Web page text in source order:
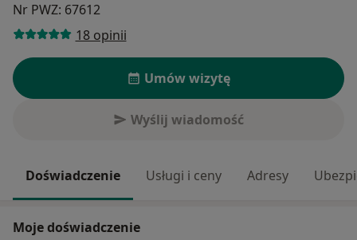
Nr PWZ: 67612
18 opinii
Umów wizytę
Wyślij wiadomość
Doświadczenie Usługi i ceny Adresy
Moje doświadczenie